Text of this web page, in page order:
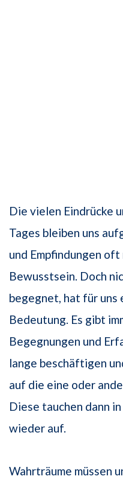
Die vielen Eindrücke
Tages bleiben uns
und Empfindungen
Bewusstsein. Doch
begegnet, hat für
Bedeutung. Es gibt
Begegnungen und
lange beschäftigen
auf die eine oder
Diese tauchen dann
wieder auf.
Wahrträume müssen